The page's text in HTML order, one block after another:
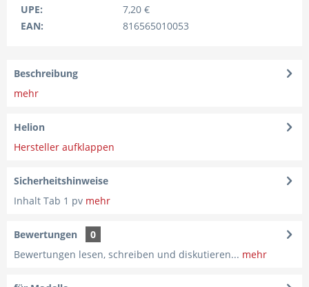
UPE:
7,20 €
EAN:
816565010053
Beschreibung
mehr
Helion
Hersteller aufklappen
Sicherheitshinweise
Inhalt Tab 1 pv mehr
Bewertungen
0
Bewertungen lesen, schreiben und diskutieren... mehr